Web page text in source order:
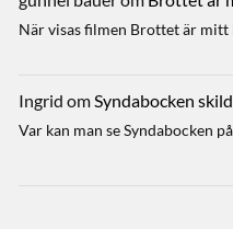
När visas filmen Brottet är mitt
Ingrid omSyndabocken
Var kan man se Syndabocken